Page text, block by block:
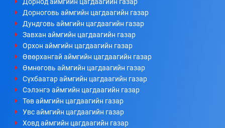
Дорнод аймгийн цагдаагийн газар
Дорноговь аймгийн цагдаагийн газар
Дундговь аймгийн цагдаагийн газар
Завхан аймгийн цагдаагийн газар
Орхон аймгийн цагдаагийн газар
Өвөрхангай аймгийн цагдаагийн газар
Өмнөговь аймгийн цагдаагийн газар
Сүхбаатар аймгийн цагдаагийн газар
Сэлэнгэ аймгийн цагдаагийн газар
Төв аймгийн цагдаагийн газар
Увс аймгийн цагдаагийн газар
Ховд аймгийн цагдаагийн газар